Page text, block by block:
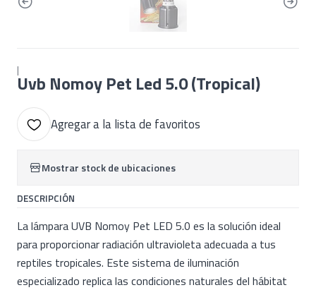
|
Uvb Nomoy Pet Led 5.0 (Tropical)
Agregar a la lista de favoritos
Mostrar stock de ubicaciones
DESCRIPCIÓN
La lámpara UVB Nomoy Pet LED 5.0 es la solución ideal
para proporcionar radiación ultravioleta adecuada a tus
reptiles tropicales. Este sistema de iluminación
especializado replica las condiciones naturales del hábitat